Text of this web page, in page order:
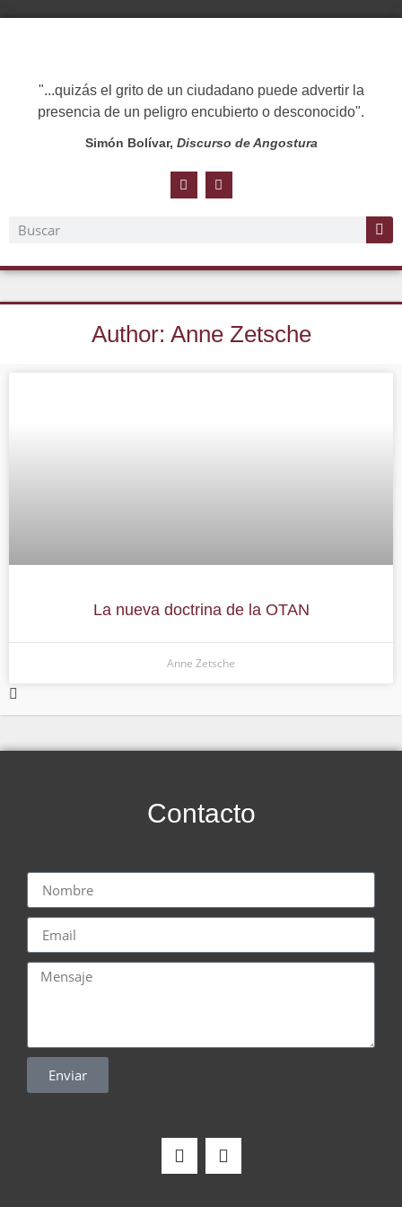
"...quizás el grito de un ciudadano puede advertir la
presencia de un peligro encubierto o desconocido".
Simón Bolívar, Discurso de Angostura
Author: Anne Zetsche
La nueva doctrina de la OTAN
Anne Zetsche
Contacto
Enviar